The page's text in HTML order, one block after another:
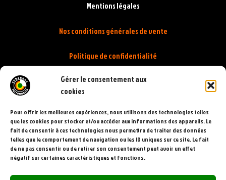
Gérer le consentement aux
cookies
Pour offrir les meilleures expériences, nous utilisons des technologies telles
que les cookies pour stocker et/ou accéder aux informations des appareils. Le
fait de consentir à ces technologies nous permettra de traiter des données
telles que le comportement de navigation ou les ID uniques sur ce site. Le fait
de ne pas consentir ou de retirer son consentement peut avoir un effet
négatif sur certaines caractéristiques et fonctions.
Mentions légales
Nos conditions générales de vente
Politique de confidentialité
Politique de cookies